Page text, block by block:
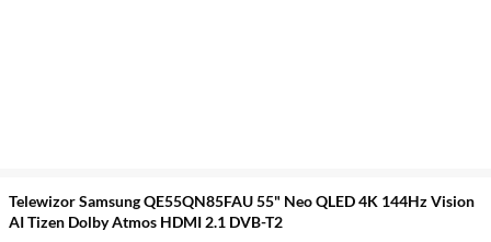
Telewizor Samsung QE55QN85FAU 55" Neo QLED 4K 144Hz Vision
AI Tizen Dolby Atmos HDMI 2.1 DVB-T2